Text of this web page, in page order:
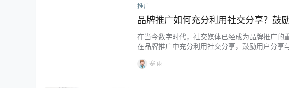
推广
品牌推广如何充分利用社交分享？鼓
在当今数字时代，社交媒体已经成为品牌推广的
在品牌推广中充分利用社交分享，鼓励用户分
寒 雨